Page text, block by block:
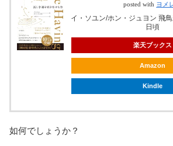
posted with ヨメ
イ・ソユン/ホン・ジュヨン 飛
日頃
楽天ブックス
Amazon
Kindle
如何でしょうか？